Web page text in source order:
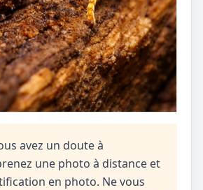
avez un doute à
une photo à distance et
en photo. Ne vous